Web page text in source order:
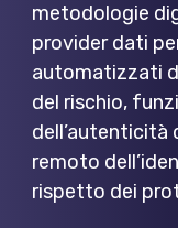
metodologie
provider dati
automatizzati
del rischio,
dell’autenticità
remoto
rispetto dei